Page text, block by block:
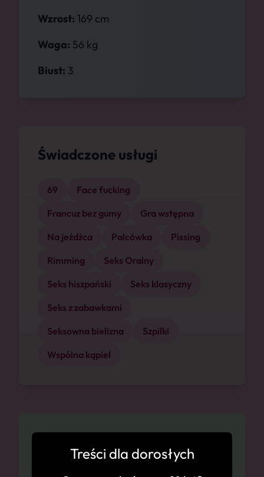
Wzrost: 169 cm
Waga: 56 kg
Biust: 3
Świadczone usługi
69
Face fucking
Francuz bez gumy
Gra wstępna
Na jeźdźca
Palcówka
Pissing
Rimming
Seks Oralny
Seks hiszpański
Seks klasyczny
Seks z zabawkami
Seksowna bielizna
Szpilki
Wspólna kąpiel
Treści dla dorosłych